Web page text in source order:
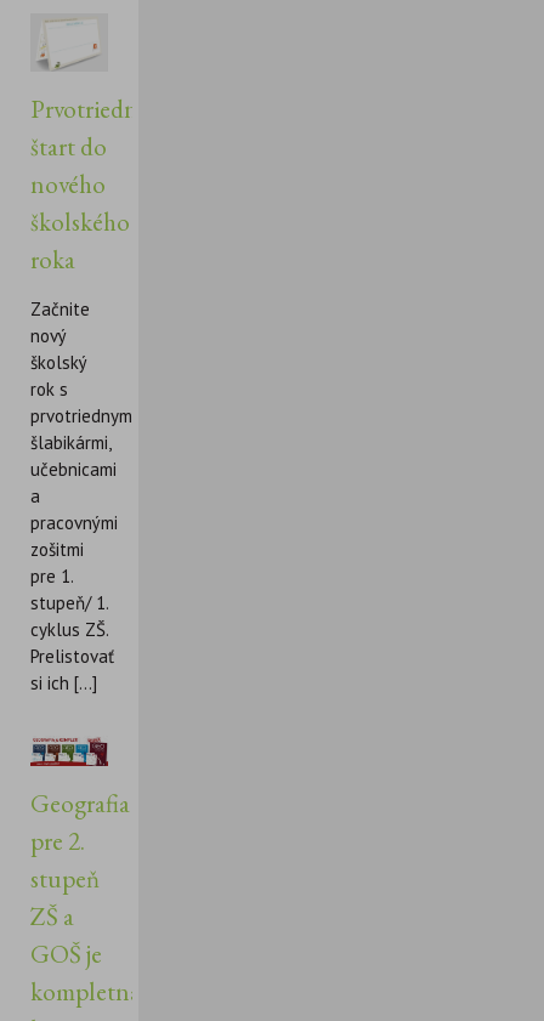
Prvotriedny
štart do
nového
školského
roka
Začnite
nový
školský
rok s
prvotriednymi
šlabikármi,
učebnicami
a
pracovnými
zošitmi
pre 1.
stupeň/ 1.
cyklus ZŠ.
Prelistovať
si ich [...]
Geografia
pre 2.
stupeň
ZŠ a
GOŠ je
kompletná,